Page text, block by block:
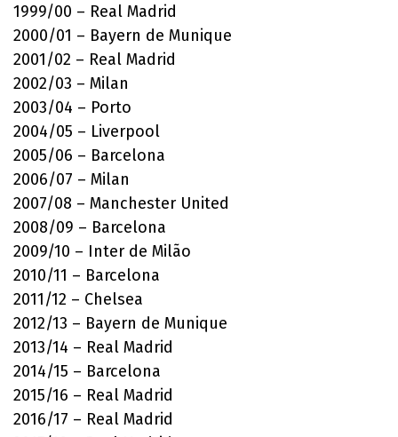
1999/00 – Real Madrid
2000/01 – Bayern de Munique
2001/02 – Real Madrid
2002/03 – Milan
2003/04 – Porto
2004/05 – Liverpool
2005/06 – Barcelona
2006/07 – Milan
2007/08 – Manchester United
2008/09 – Barcelona
2009/10 – Inter de Milão
2010/11 – Barcelona
2011/12 – Chelsea
2012/13 – Bayern de Munique
2013/14 – Real Madrid
2014/15 – Barcelona
2015/16 – Real Madrid
2016/17 – Real Madrid